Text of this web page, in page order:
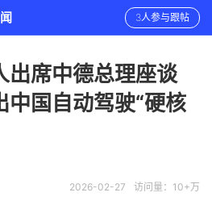
3人参与跟帖
出席中德总理座谈
中国自动驾驶“硬核
访问量：10+万
2026-02-27